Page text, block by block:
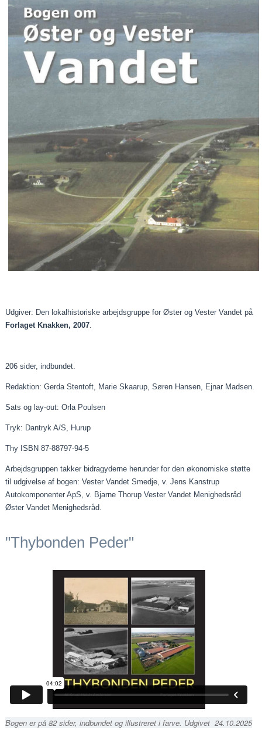
Udgiver: Den lokalhistoriske arbejdsgruppe for Øster og Vester Vandet på
Forlaget Knakken, 2007
206 sider, indbundet.
Redaktion: Gerda Stentoft, Marie Skaarup, Søren Hansen, Ejnar Madsen.
Sats og lay-out: Orla Poulsen
Tryk: Dantryk A/S, Hurup
Thy ISBN 87-88797-94-5
Arbejdsgruppen takker bidragyderne herunder for den økonomiske støtte
til udgivelse af bogen: Vester Vandet Smedje, v. Jens Kanstrup
Autokomponenter ApS, v. Bjarne Thorup Vester Vandet Menighedsråd
Øster Vandet Menighedsråd.
"Thybonden Peder"
Bogen er på 82 sider, indbundet og illustreret i farve. Udgivet 24.10.2025